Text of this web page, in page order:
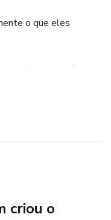
o que eles
criou o